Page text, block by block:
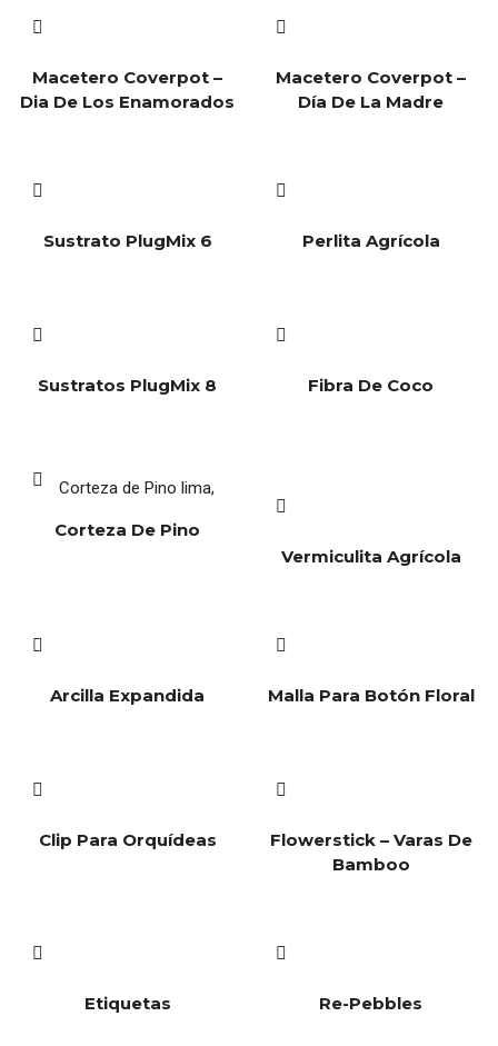
Macetero Coverpot –
Dia De Los Enamorados
Macetero Coverpot –
Día De La Madre
Sustrato PlugMix 6 Perlita Agrícola
Sustratos PlugMix 8 Fibra De Coco
Corteza De Pino
Vermiculita Agrícola
Arcilla Expandida Malla Para Botón Floral
Clip Para Orquídeas
Flowerstick – Varas De
Bamboo
Etiquetas Re-Pebbles